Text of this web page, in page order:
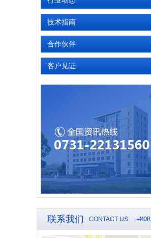
技术指南
合作伙伴
客户见证
联系我们 CONTACT US